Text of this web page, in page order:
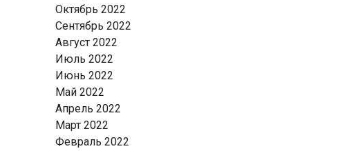
Октябрь 2022
Сентябрь 2022
Август 2022
Июль 2022
Июнь 2022
Май 2022
Апрель 2022
Март 2022
Февраль 2022